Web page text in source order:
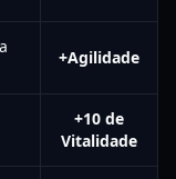
+Agilidade
+10 de
Vitalidade